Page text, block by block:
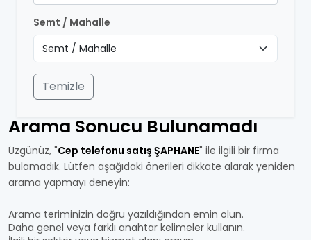
Semt / Mahalle
Temizle
Arama Sonucu Bulunamadı
Üzgünüz, "Cep telefonu satış ŞAPHANE" ile ilgili bir firma
bulamadık. Lütfen aşağıdaki önerileri dikkate alarak yeniden
arama yapmayı deneyin:
Arama teriminizin doğru yazıldığından emin olun.
Daha genel veya farklı anahtar kelimeler kullanın.